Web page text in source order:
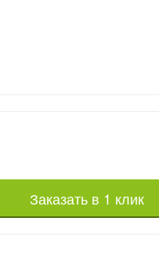
Заказать в 1 клик